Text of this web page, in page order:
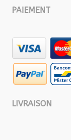
PAIEMENT
LIVRAISON